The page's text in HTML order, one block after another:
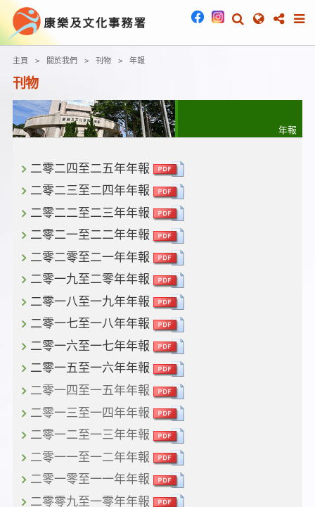
主頁 關於我們 刊物 年報
刊物
年報
二零二四至二五年年報
二零二三至二四年年報
二零二二至二三年年報
二零二一至二二年年報
二零二零至二一年年報
二零一九至二零年年報
二零一八至一九年年報
二零一七至一八年年報
二零一六至一七年年報
二零一五至一六年年報
二零一四至一五年年報
二零一三至一四年年報
二零一二至一三年年報
二零一一至一二年年報
二零一零至一一年年報
二零零九至一零年年報